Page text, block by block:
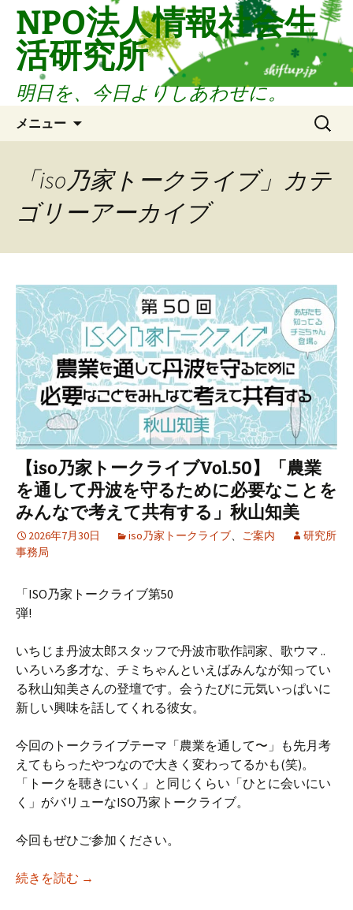
へ
キ
NPO法人情報社会生
活研究所
明日を、今日よりしあわせに。
メニュー
検
索:
「iso乃家トークライブ」カテ
ゴリーアーカイブ
【iso乃家トークライブVol.50】「農業
を通して丹波を守るために必要なことを
みんなで考えて共有する」秋山知美
2026年7月30日 iso乃家トークライブ、 ご案内
研究所
事務局
「ISO乃家トークライブ第50
弾!
いちじま丹波太郎スタッフで丹波市歌作詞家、歌ウマ ..
いろいろ多才な、チミちゃんといえばみんなが知ってい
る秋山知美さんの登壇です。会うたびに元気いっぱいに
新しい興味を話してくれる彼女。
今回のトークライブテーマ「農業を通して〜」も先月考
えてもらったやつなので大きく変わってるかも(笑)。
「トークを聴きにいく」と同じくらい「ひとに会いにい
く」がバリューなISO乃家トークライブ。
今回もぜひご参加ください。
続きを読む 【iso乃家トークライブVol.50】「農業を通し
→